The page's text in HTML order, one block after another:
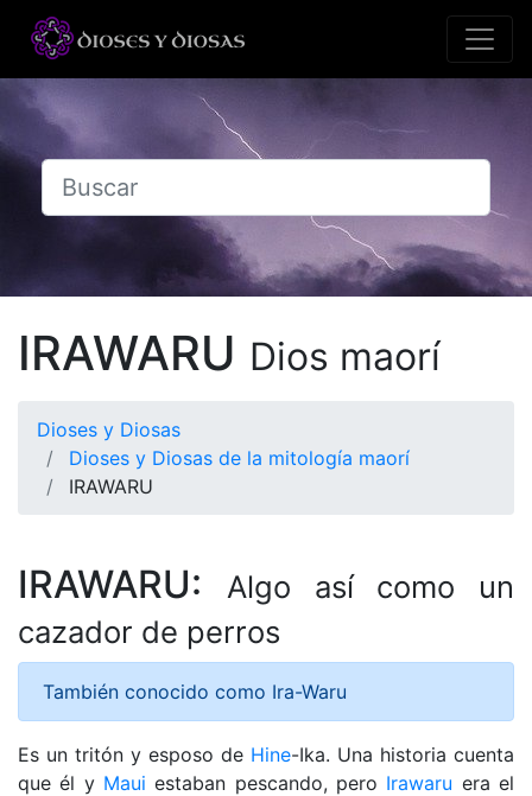
IRAWARU Dios maorí
Dioses y Diosas
Dioses y Diosas de la mitología maorí
IRAWARU
IRAWARU:
Algo así como un
cazador de perros
También conocido como Ira-Waru
Es un tritón y esposo de Hine-Ika. Una historia cuenta
que él y Maui estaban pescando, pero Irawaru era el